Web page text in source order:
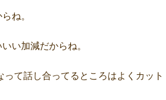
ね。
い加減だからね。
て話し合ってるところはよくカット